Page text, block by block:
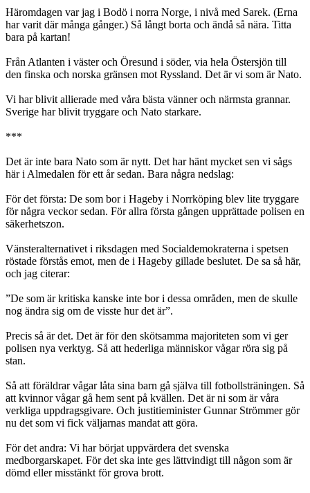
Häromdagen var jag i Bodö i norra Norge, i nivå med Sarek. (Erna
har varit där många gånger.) Så långt borta och ändå så nära. Titta
bara på kartan!
Från Atlanten i väster och Öresund i söder, via hela Östersjön till
den finska och norska gränsen mot Ryssland. Det är vi som är Nato.
Vi har blivit allierade med våra bästa vänner och närmsta grannar.
Sverige har blivit tryggare och Nato starkare.
***
Det är inte bara Nato som är nytt. Det har hänt mycket sen vi sågs
här i Almedalen för ett år sedan. Bara några nedslag:
För det första: De som bor i Hageby i Norrköping blev lite tryggare
för några veckor sedan. För allra första gången upprättade polisen en
säkerhetszon.
Vänsteralternativet i riksdagen med Socialdemokraterna i spetsen
röstade förstås emot, men de i Hageby gillade beslutet. De sa så här,
och jag citerar:
”De som är kritiska kanske inte bor i dessa områden, men de skulle
nog ändra sig om de visste hur det är”.
Precis så är det. Det är för den skötsamma majoriteten som vi ger
polisen nya verktyg. Så att hederliga människor vågar röra sig på
stan.
Så att föräldrar vågar låta sina barn gå själva till fotbollsträningen. Så
att kvinnor vågar gå hem sent på kvällen. Det är ni som är våra
verkliga uppdragsgivare. Och justitieminister Gunnar Strömmer gör
nu det som vi fick väljarnas mandat att göra.
För det andra: Vi har börjat uppvärdera det svenska
medborgarskapet. För det ska inte ges lättvindigt till någon som är
dömd eller misstänkt för grova brott.